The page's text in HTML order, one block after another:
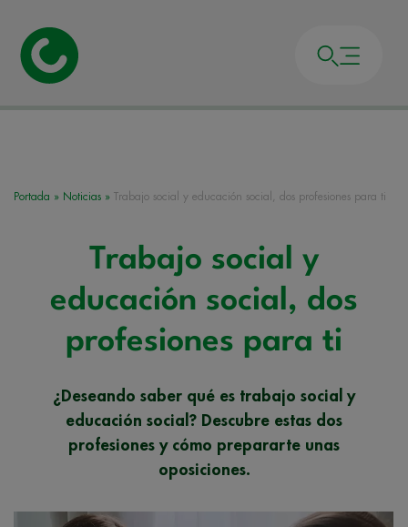
Portada » Noticias » Trabajo social y educación social, dos profesiones para ti
Trabajo social y
educación social, dos
profesiones para ti
¿Deseando saber qué es trabajo social y
educación social? Descubre estas dos
profesiones y cómo prepararte unas
oposiciones.